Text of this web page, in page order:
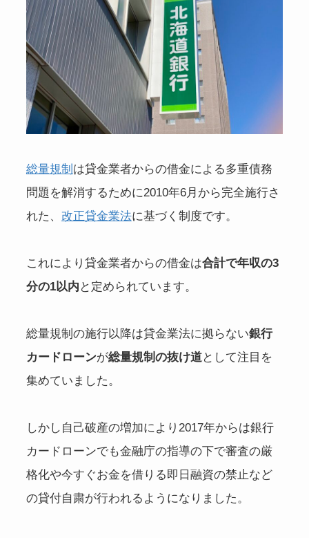
総量規制 は貸金業者からの借金による多重債務
問題を解消するために2010年6月から完全施行さ
れた、 改正貸金業法に基づく制度です。
これにより貸金業者からの借金は合計で年収の3
分の1以内 と定められています。
総量規制の施行以降は貸金業法に拠らない銀行
カードローンが総量規制の抜け道として注目を
集めていました。
しかし自己破産の増加により2017年からは銀行
カードローンでも金融庁の指導の下で審査の厳
格化や今すぐお金を借りる即日融資の禁止など
の貸付自粛が行われるようになりました。